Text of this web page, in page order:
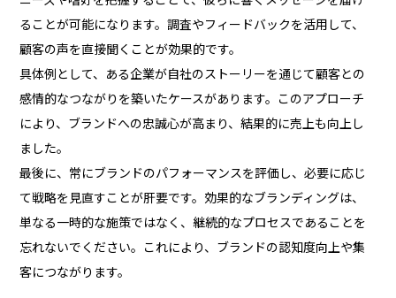
ることが可能になります。調査やフィードバックを活用して、
顧客の声を直接聞くことが効果的です。
具体例として、ある企業が自社のストーリーを通じて顧客との
感情的なつながりを築いたケースがあります。このアプローチ
により、ブランドへの忠誠心が高まり、結果的に売上も向上し
ました。
最後に、常にブランドのパフォーマンスを評価し、必要に応じ
て戦略を見直すことが肝要です。効果的なブランディングは、
単なる一時的な施策ではなく、継続的なプロセスであることを
忘れないでください。これにより、ブランドの認知度向上や集
客につながります。